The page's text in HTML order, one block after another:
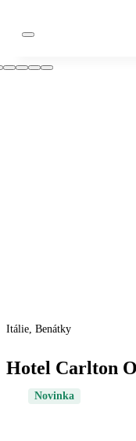
Itálie, Benátky
Hotel Carlton
Novinka